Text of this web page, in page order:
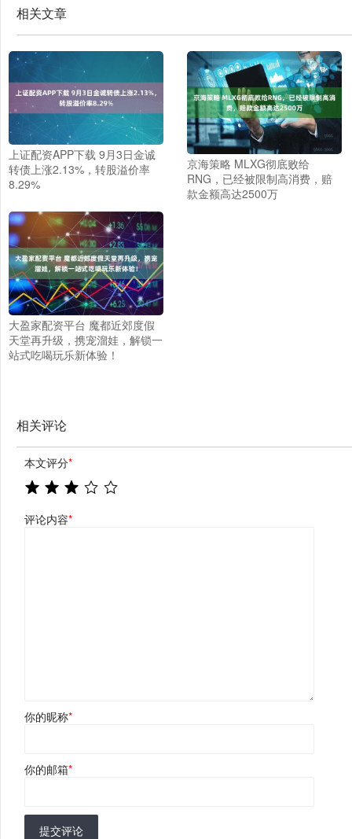
相关文章
上证配资APP下载 9月3日金诚
转债上涨2.13%，转股溢价率
8.29%
京海策略 MLXG彻底败给
RNG，已经被限制高消费，赔
款金额高达2500万
大盈家配资平台 魔都近郊度假
天堂再升级，携宠溜娃，解锁一
站式吃喝玩乐新体验！
相关评论
本文评分*
评论内容*
你的昵称*
你的邮箱*
提交评论